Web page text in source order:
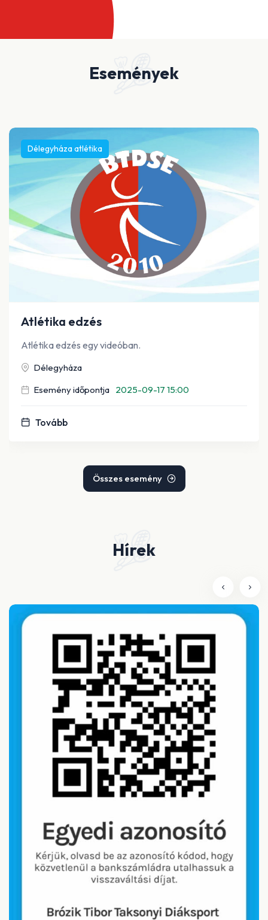
Események
Délegyháza atlétika
Atlétika edzés
Atlétika edzés egy videóban.
Délegyháza
Esemény időpontja 2025-09-17 15:00
Tovább
Összes esemény
Hírek